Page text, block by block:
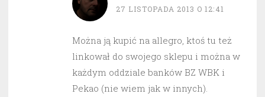
27 LISTOPADA 2013 O 12:41
Można ją kupić na allegro, ktoś tu też
linkował do swojego sklepu i można w
każdym oddziale banków BZ WBK i
Pekao (nie wiem jak w innych).